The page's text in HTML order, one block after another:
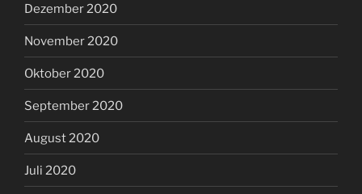
Dezember 2020
November 2020
Oktober 2020
September 2020
August 2020
Juli 2020